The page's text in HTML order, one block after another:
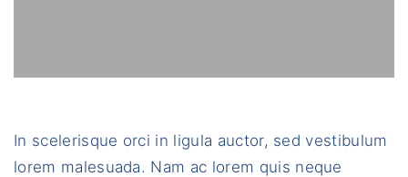
In scelerisque orci in ligula auctor, sed vestibulum
lorem malesuada. Nam ac lorem quis neque